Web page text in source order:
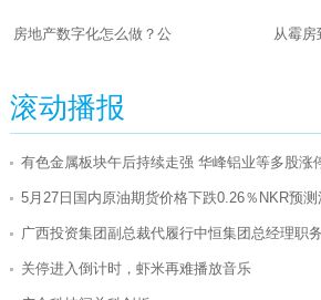
房地产数字化怎么做？公 从霉房
滚动播报
有色金属板块午后持续走强 华峰铝业等多股涨
5月27日国内原油期货价格下跌0.26％NKR预
广西投资集团副总裁代履行中恒集团总经理职
关停进入倒计时，虾米再难播放音乐